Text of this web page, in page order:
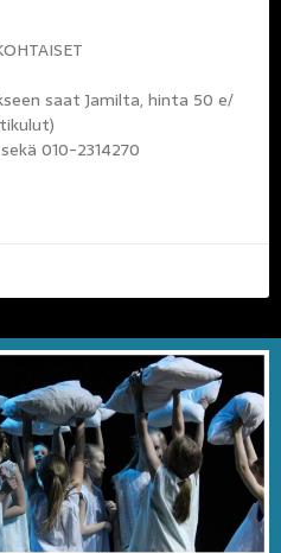
saat Jamilta, hinta 50 e/
010-2314270